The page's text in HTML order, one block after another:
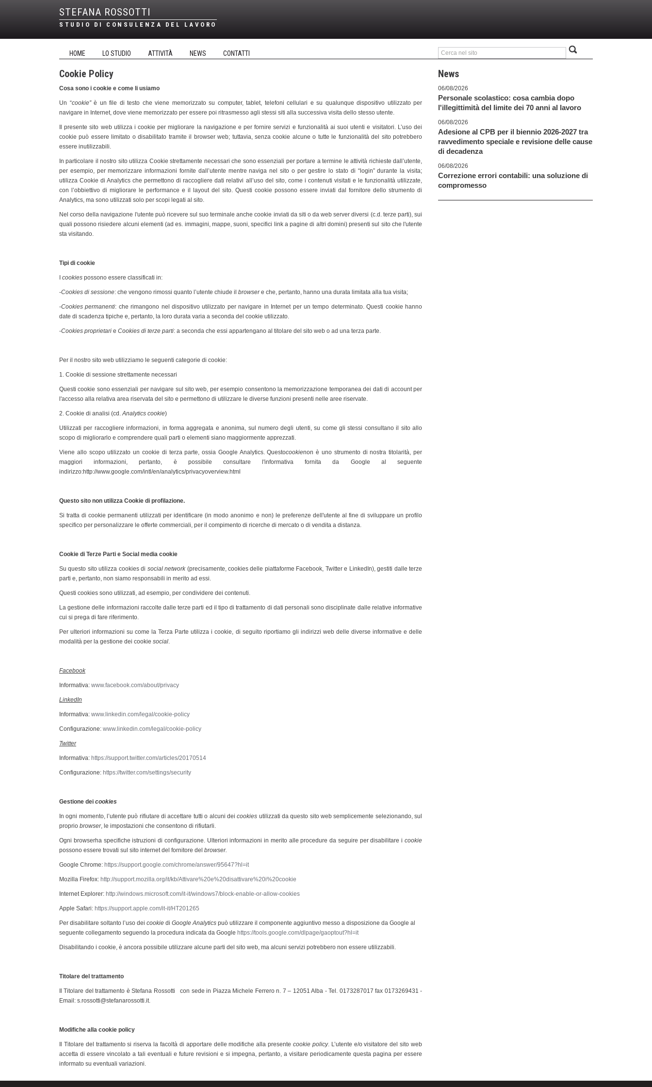
STEFANA ROSSOTTI
STUDIO DI CONSULENZA DEL LAVORO
HOME LO STUDIO ATTIVITÀ NEWS CONTATTI
Cookie Policy
Cosa sono i cookie e come li usiamo
Un “cookie” è un file di testo che viene memorizzato su computer, tablet, telefoni cellulari e su qualunque dispositivo utilizzato per
navigare in Internet, dove viene memorizzato per essere poi ritrasmesso agli stessi siti alla successiva visita dello stesso utente.
Il presente sito web utilizza i cookie per migliorare la navigazione e per fornire servizi e funzionalità ai suoi utenti e visitatori. L’uso dei
cookie può essere limitato o disabilitato tramite il browser web; tuttavia, senza cookie alcune o tutte le funzionalità del sito potrebbero
essere inutilizzabili.
In particolare il nostro sito utilizza Cookie strettamente necessari che sono essenziali per portare a termine le attività richieste dall’utente,
per esempio, per memorizzare informazioni fornite dall’utente mentre naviga nel sito o per gestire lo stato di “login” durante la visita;
utilizza Cookie di Analytics che permettono di raccogliere dati relativi all’uso del sito, come i contenuti visitati e le funzionalità utilizzate,
con l’obbiettivo di migliorare le performance e il layout del sito. Questi cookie possono essere inviati dal fornitore dello strumento di
Analytics, ma sono utilizzati solo per scopi legati al sito.
Nel corso della navigazione l'utente può ricevere sul suo terminale anche cookie inviati da siti o da web server diversi (c.d. terze parti), sui
quali possono risiedere alcuni elementi (ad es. immagini, mappe, suoni, specifici link a pagine di altri domini) presenti sul sito che l'utente
sta visitando.
Tipi di cookie
cookies possono essere classificati in:
-Cookies di sessione: che vengono rimossi quanto l’utente chiude il browsere che, pertanto, hanno una durata limitata alla tua visita;
-Cookies permanenti: che rimangono nel dispositivo utilizzato per navigare in Internet per un tempo determinato. Questi cookie hanno
date di scadenza tipiche e, pertanto, la loro durata varia a seconda del cookie utilizzato.
-Cookies proprietari e Cookies di terze parti: a seconda che essi appartengano al titolare del sito web o ad una terza parte.
Per il nostro sito web utilizziamo le seguenti categorie di cookie:
1. Cookie di sessione strettamente necessari
Questi cookie sono essenziali per navigare sul sito web, per esempio consentono la memorizzazione temporanea dei dati di account per
l'accesso alla relativa area riservata del sito e permettono di utilizzare le diverse funzioni presenti nelle aree riservate.
2. Cookie di analisi (cd.Analytics cookie)
Utilizzati per raccogliere informazioni, in forma aggregata e anonima, sul numero degli utenti, su come gli stessi consultano il sito allo
scopo di migliorarlo e comprendere quali parti o elementi siano maggiormente apprezzati.
Viene allo scopo utilizzato un cookie di terza parte, ossia Google Analytics. Questocookienon è uno strumento di nostra titolarità, per
maggiori informazioni, pertanto, è possibile consultare l'informativa fornita da Google al seguente
indirizzo:http://www.google.com/intl/en/analytics/privacyoverview.html
Questo sito non utilizza Cookie di profilazione.
Si tratta di cookie permanenti utilizzati per identificare (in modo anonimo e non) le preferenze dell'utente al fine di sviluppare un profilo
specifico per personalizzare le offerte commerciali, per il compimento di ricerche di mercato o di vendita a distanza.
Cookie di Terze Parti e Social media cookie
Su questo sito utilizza cookies di social network(precisamente, cookies delle piattaforme Facebook, Twitter e LinkedIn), gestiti dalle terze
parti e, pertanto, non siamo responsabili in merito ad essi.
Questi cookies sono utilizzati, ad esempio, per condividere dei contenuti.
La gestione delle informazioni raccolte dalle terze parti ed il tipo di trattamento di dati personali sono disciplinate dalle relative informative
cui si prega di fare riferimento.
Per ulteriori informazioni su come la Terza Parte utilizza i cookie, di seguito riportiamo gli indirizzi web delle diverse informative e delle
modalità per la gestione dei cookie social.
Facebook
Informativa: www.facebook.com/about/privacy
LinkedIn
Informativa: www.linkedin.com/legal/cookie-policy
Configurazione: www.linkedin.com/legal/cookie-policy
Twitter
Informativa: https://support.twitter.com/articles/20170514
Configurazione: https://twitter.com/settings/security
Gestione dei cookies
In ogni momento, l’utente può rifiutare di accettare tutti o alcuni deicookies utilizzati da questo sito web semplicemente selezionando, sul
proprio browser, le impostazioni che consentono di rifiutarli.
Ogni browserha specifiche istruzioni di configurazione. Ulteriori informazioni in merito alle procedure da seguire per disabilitare i cookie
possono essere trovati sul sito internet del fornitore del browser.
Google Chrome: https://support.google.com/chrome/answer/95647?hl=it
Mozilla Firefox: http://support.mozilla.org/it/kb/Attivare%20e%20disattivare%20i%20cookie
Internet Explorer: http://windows.microsoft.com/it-it/windows7/block-enable-or-allow-cookies
Apple Safari: https://support.apple.com/it-it/HT201265
Per disabilitare soltanto l’uso dei cookie di Google Analytics può utilizzare il componente aggiuntivo messo a disposizione da Google al
seguente collegamento seguendo la procedura indicata da Google https://tools.google.com/dlpage/gaoptout?hl=it
Disabilitando i cookie, è ancora possibile utilizzare alcune parti del sito web, ma alcuni servizi potrebbero non essere utilizzabili.
Titolare del trattamento
Il Titolare del trattamento è Stefana Rossotti con sede in Piazza Michele Ferrero n. 7 – 12051 Alba - Tel. 0173287017 fax 0173269431 -
Email: s.rossotti@stefanarossotti.it.
Modifiche alla cookie policy
Il Titolare del trattamento si riserva la facoltà di apportare delle modifiche alla presente cookie policy. L’utente e/o visitatore del sito web
accetta di essere vincolato a tali eventuali e future revisioni e si impegna, pertanto, a visitare periodicamente questa pagina per essere
informato su eventuali variazioni.
News
06/08/2026
Personale scolastico: cosa cambia dopo
l'illegittimità del limite dei 70 anni al lavoro
06/08/2026
Adesione al CPB per il biennio 2026-2027 tra
ravvedimento speciale e revisione delle cause
di decadenza
06/08/2026
Correzione errori contabili: una soluzione di
compromesso